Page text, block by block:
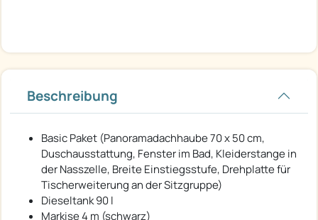
Beschreibung
Basic Paket (Panoramadachhaube 70 x 50 cm,
Duschausstattung, Fenster im Bad, Kleiderstange in
der Nasszelle, Breite Einstiegsstufe, Drehplatte für
Tischerweiterung an der Sitzgruppe)
Dieseltank 90 l
Markise 4 m (schwarz)